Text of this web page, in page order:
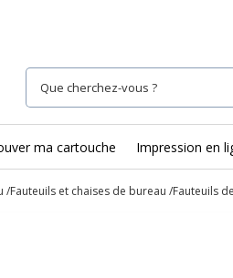
ma cartouche Impression en
Fauteuils et chaises de bureau Fauteuils